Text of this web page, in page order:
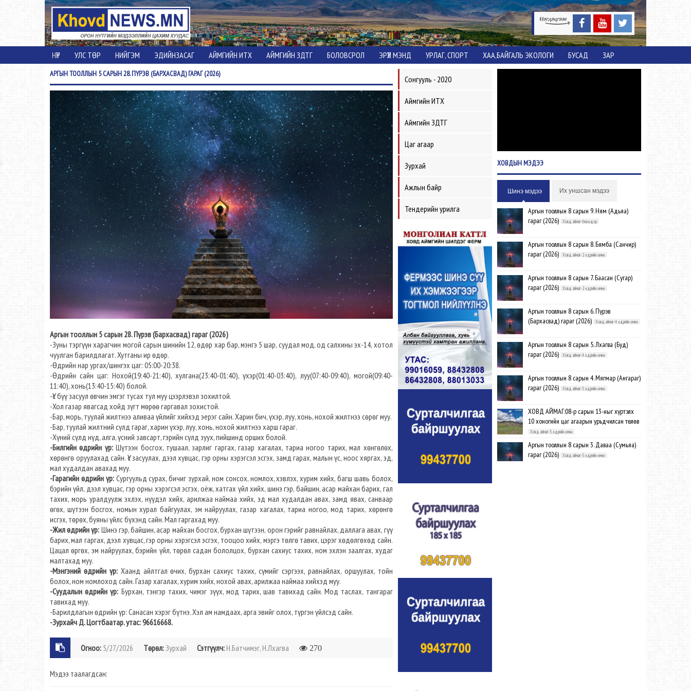
НҮҮР УЛС ТӨР НИЙГЭМ ЭДИЙНЗАСАГ АЙМГИЙН ИТХ АЙМГИЙН ЗДТГ БОЛОВСРОЛ ЭРҮҮЛ МЭНД УРЛАГ, СПОРТ ХАА,БАЙГАЛЬ ЭКОЛОГИ БУСАД ЗАР
АРГЫНТООЛЛЫН 5 САРЫН 28. ПҮРЭВ (БАРХАСВАД) ГАРАГ (2026)
Аргын тооллын 5 сарын 28. Пүрэв (Бархасвад) гараг (2026)
-Зуны тэргүүн харагчин могой сарын шинийн 12, өдөр хар бар, мэнгэ 5 шар, суудал мод, од салхины эх-14, хотол
чуулган барилдлагат. Хутганы ир өдөр.
-Өдрийн нар ургах/шингэх цаг: 05:00-20:38.
-Өдрийн сайн цаг: Нохой(19:40-21:40), хулгана(23:40-01:40), үхэр(01:40-03:40), луу(07:40-09:40), могой(09:40-
11:40), хонь(13:40-15:40) болой.
-Үс бүү засуул өвчин эмгэг тусах тул муу цээрлэвэл зохилтой.
-Хол газар явагсад хойд зүгт мөрөө гаргавал зохистой.
-Бар, морь, туулай жилтнээ аливаа үйлийг хийхэд эерэг сайн. Харин бич, үхэр, луу, хонь, нохой жилтнээ сөрөг муу.
-Бар, туулай жилтний сүлд гараг, харин үхэр, луу, хонь, нохой жилтнээ харш гараг.
-Хүний сүлд нүд, алга, үсний завсарт, гэрийн сүлд зуух, пийшинд орших болой.
-Билгийн өдрийн үр:Шүтээн босгох, тушаал, зарлиг гаргах, газар хагалах, тариа ногоо тарих, мал хөнгөлөх,
хөрөнгө оруулахад сайн. Үс засуулах, дээл хувцас, гэр орны хэрэгсэл эсгэх, замд гарах, малын үс, ноос хяргах, эд,
мал худалдан авахад муу.
-Гарагийн өдрийн үр: Сургуульд сурах, бичиг зурхай, ном сонсох, номлох, хэвлэх, хурим хийх, багш шавь болох,
бэрийн үйл, дээл хувцас, гэр орны хэрэгсэл эсгэх, оёж, хатгах үйл хийх, шинэ гэр, байшин, асар майхан барих, гал
тахих, морь уралдуулж эхлэх, нүүдэл хийх, арилжаа наймаа хийх, эд мал худалдан авах, замд явах, санваар
өгөх, шүтээн босгох, номын хурал байгуулах, эм найруулах, газар хагалах, тариа ногоо, мод тарих, хөрөнгө
исгэх, төрөх, буяны үйлс бүхэнд сайн. Мал гаргахад муу.
-Жил өдрийн үр: Шинэ гэр, байшин, асар майхан босгох, бурхан шүтээн, орон гэрийг равнайлах, даллага авах, гүү
барих, мал гаргах, дээл хувцас, гэр орны хэрэгсэл эсгэх, тооцоо хийх, мэргэ төлгө тавих, цэрэг хөдөлгөхөд сайн.
Цацал өргөх, эм найруулах, бэрийн үйл, төрөл садан бололцох, бурхан сахиус тахих, ном эхлэн заалгах, худаг
малтахад муу.
-Мэнгэний өдрийн үр:Хаанд айлтгал өчих, бурхан сахиус тахих, сүмийг сэргээх, равнайлах, оршуулах, тойн
болох, ном номлоход сайн. Газар хагалах, хурим хийх, нохой авах, арилжаа наймаа хийхэд муу.
-Суудалын өдрийн үр: Бурхан, тэнгэр тахих, чимэг зүүх, мод тарих, шав тавихад сайн. Мод таслах, тангараг
тавихад муу.
-Барилдлагын өдрийн үр: Санасан хэрэг бүтнэ. Хэл ам намдаах, арга эвийг олох, түргэн үйлсэд сайн.
-Зурхайч Д. Цогтбаатар. утас: 96616668.
Огноо: 5/27/2026 Төрөл:Зурхай Сэтгүүлч: Н.Батчимэг, Н.Лхагва 270
Мэдээ таалагдсан:
Сонгууль - 2020
Аймгийн ИТХ
Аймгийн ЗДТГ
Цаг агаар
Зурхай
Ажлын байр
Тендерийн урилга
ХОВДЫНМЭДЭЭ
Шинэ мэдээ Их уншсан мэдээ
Аргын тооллын 8 сарын 9. Ням (Адьяа)
гараг (2026)
Ховд аймаг-Өнөөдөр
Аргын тооллын 8 сарын 8. Бямба (Санчир)
гараг (2026)
Ховд аймаг-2 өдрийн өмнө
Аргын тооллын 8 сарын 7. Баасан (Сугар)
гараг (2026)
Ховд аймаг-2 өдрийн өмнө
Аргын тооллын 8 сарын 6. Пүрэв
(Бархасвад) гараг (2026)
Ховд аймаг-4 өдрийн өмнө
Аргын тооллын 8 сарын 5. Лхагва (Буд)
гараг (2026)
Ховд аймаг-4 өдрийн өмнө
Аргын тооллын 8 сарын 4. Мягмар (Ангараг)
гараг (2026)
Ховд аймаг-5 өдрийн өмнө
ХОВД АЙМАГ:08-р сарын 13-ныг хүртэлх
10 хоногийн цаг агаарын урьдчилсан төлөв
Ховд аймаг-5 өдрийн өмнө
Аргын тооллын 8 сарын 3. Даваа (Сумьяа)
гараг (2026)
Ховд аймаг-5 өдрийн өмнө